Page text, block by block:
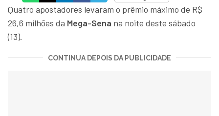
Quatro apostadores levaram o prêmio máximo de R$
26,6 milhões da Mega-Sena na noite deste sábado
(13).
CONTINUA DEPOIS DA PUBLICIDADE